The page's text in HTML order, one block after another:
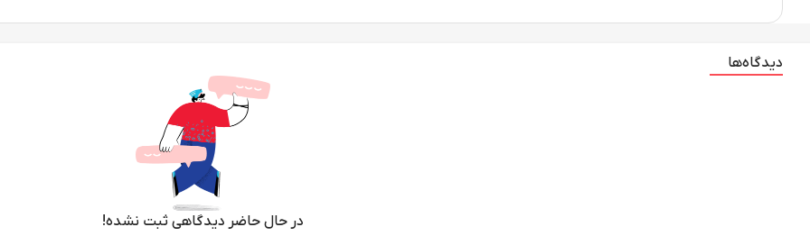
دیدگاه‌ها
در حال حاضر دیدگاهی ثبت نشده!